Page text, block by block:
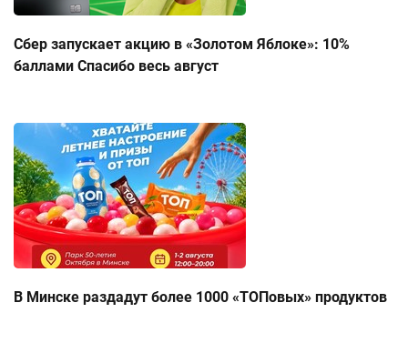
Сбер запускает акцию в «Золотом Яблоке»: 10%
баллами Спасибо весь август
В Минске раздадут более 1000 «ТОПовых» продуктов